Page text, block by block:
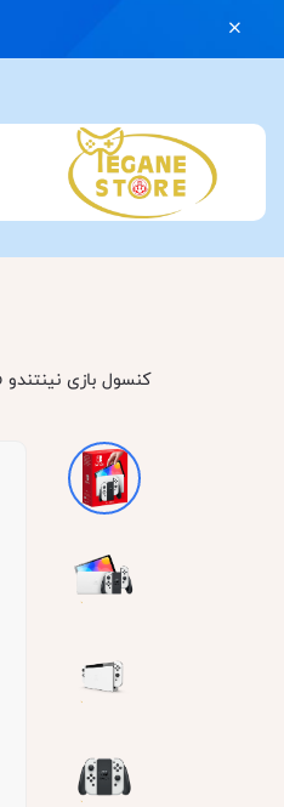
کنسول بازی نینتندو Nintendo